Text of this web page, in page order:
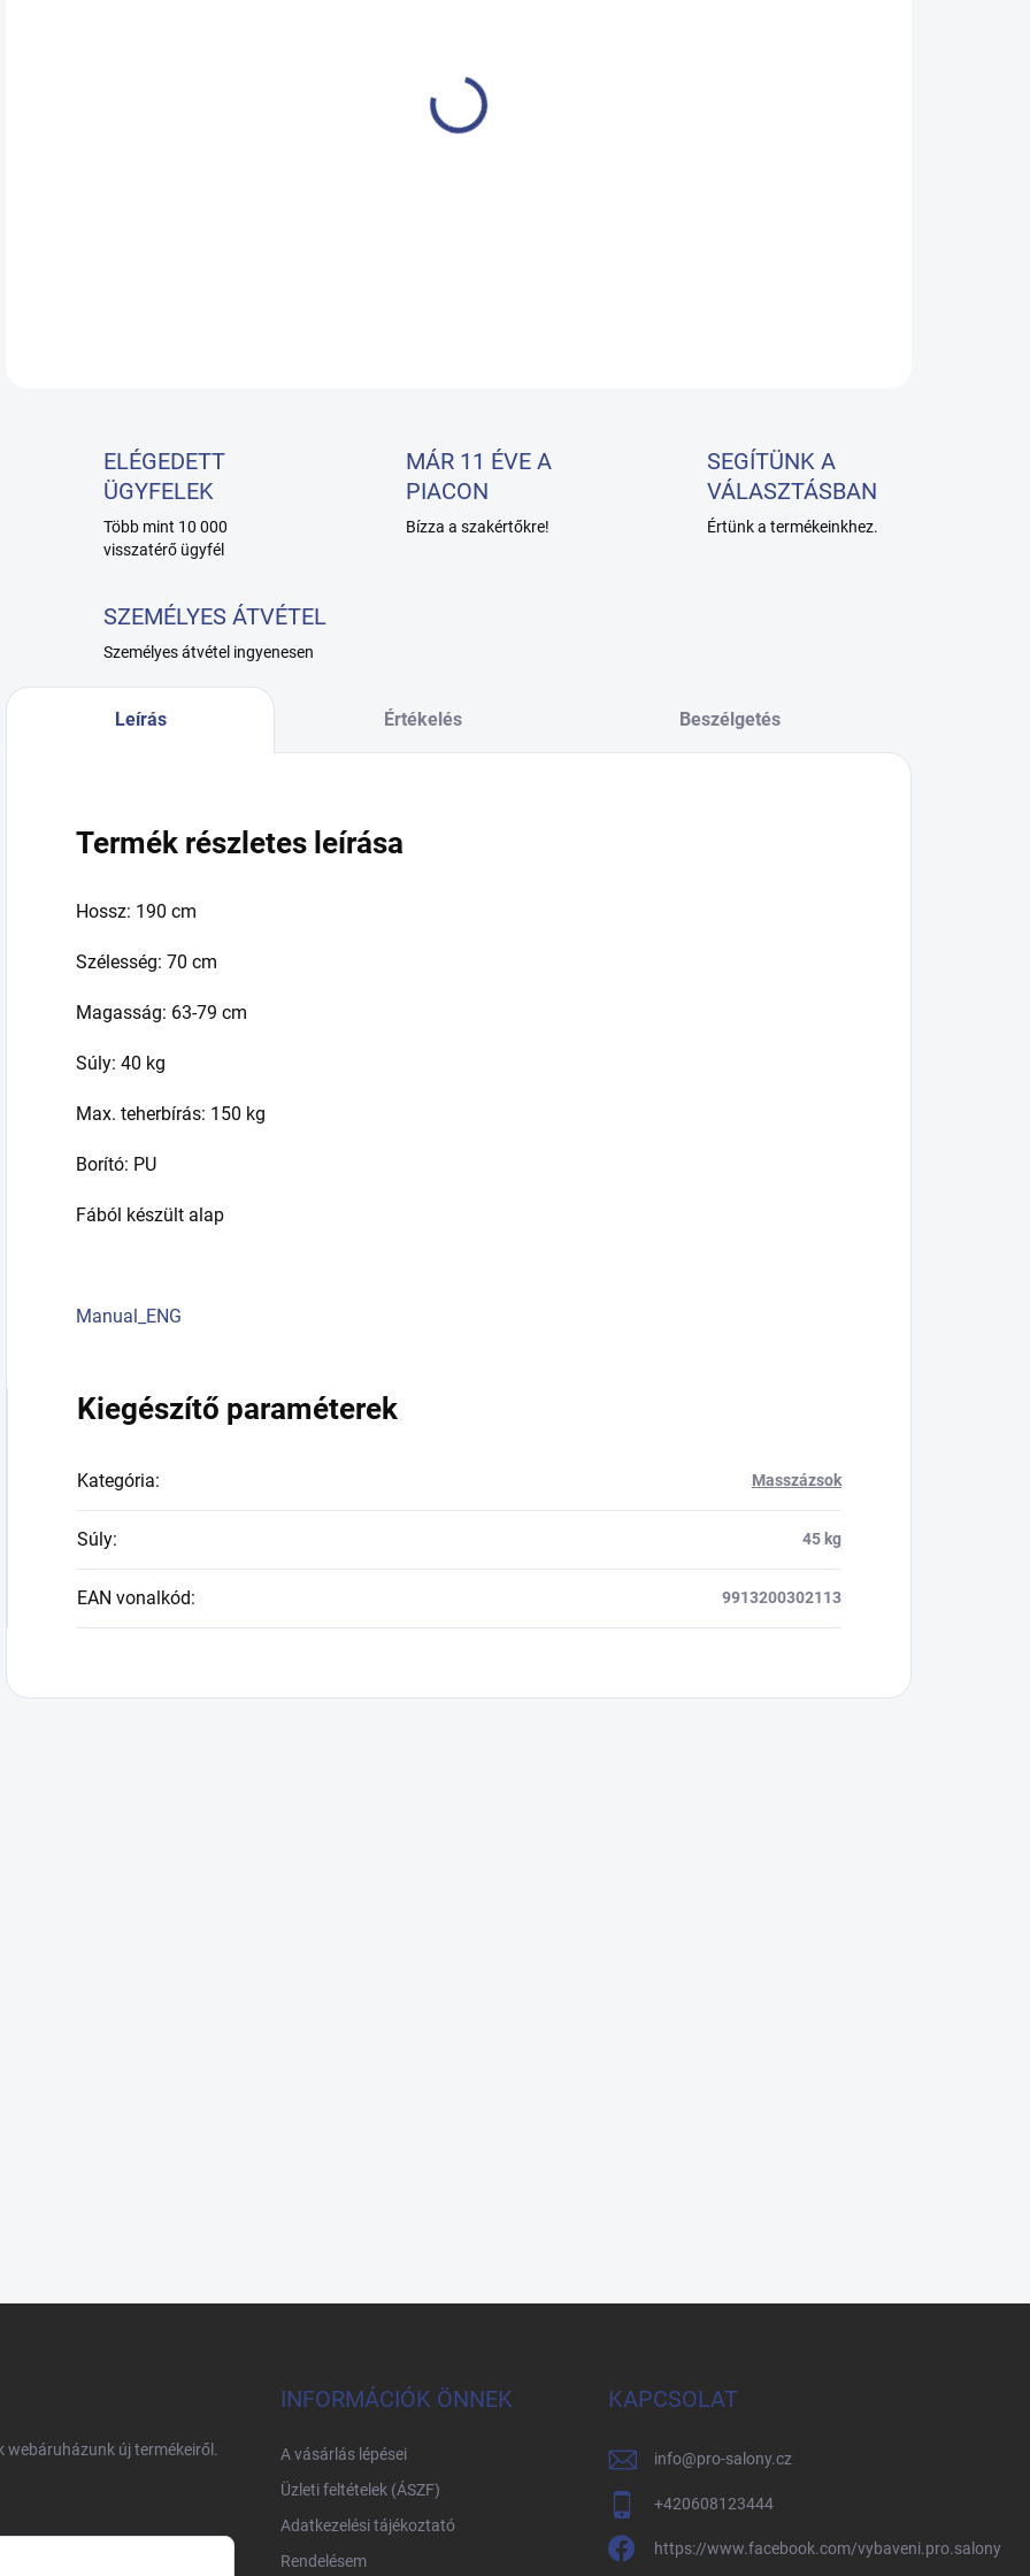
ELÉGEDETT
ÜGYFELEK
Több mint 10 000
visszatérő ügyfél
MÁR 11 ÉVE A
PIACON
Bízza a szakértőkre!
SEGÍTÜNK A
VÁLASZTÁSBAN
Értünk a termékeinkhez.
SZEMÉLYES ÁTVÉTEL
Személyes átvétel ingyenesen
Leírás Értékelés Beszélgetés
Termék részletes leírása
Hossz: 190 cm
Szélesség: 70 cm
Magasság: 63-79 cm
Súly: 40 kg
Max. teherbírás: 150 kg
Borító: PU
Fából készült alap
Manual_ENG
Kiegészítő paraméterek
Kategória: Masszázsok
Súly: 45 kg
EAN vonalkód: 9913200302113
webáruházunk új termékeiről.
INFORMÁCIÓK ÖNNEK
A vásárlás lépései
Üzleti feltételek (ÁSZF)
Adatkezelési tájékoztató
Rendelésem
KAPCSOLAT
info@pro-salony.cz
+420608123444
https://www.facebook.com/vybaveni.pro.salony